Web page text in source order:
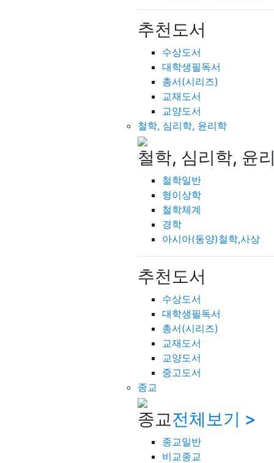
추천도서
수상도서
대학생필독서
총서(시리즈)
교재도서
교양도서
철학, 심리학, 윤리학
철학, 심리학, 윤
철학일반
형이상학
철학체계
경학
아시아(동양)철학,사상
추천도서
수상도서
대학생필독서
총서(시리즈)
교재도서
교양도서
중고도서
종교
종교전체보기 >
종교일반
비교종교